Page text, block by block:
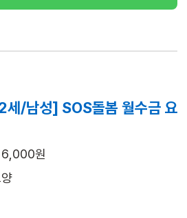
/남성] SOS돌봄 월수금 요
원